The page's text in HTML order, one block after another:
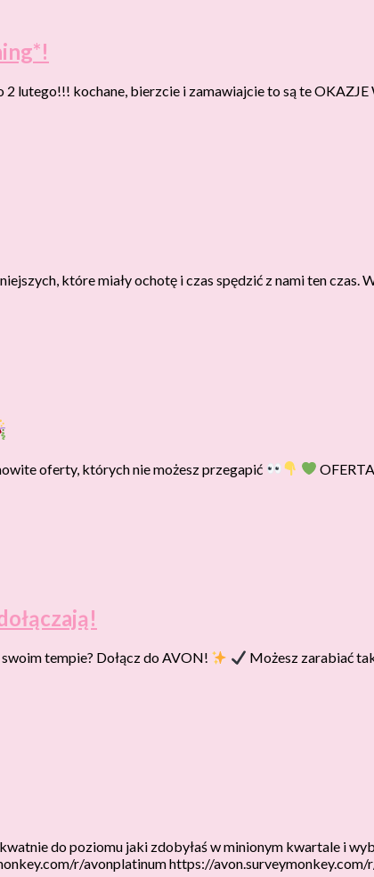
2 lutego!!! kochane, bierzcie i zamawiajcie to są te
które miały ochotę i czas spędzić z nami ten
oferty, których nie możesz przegapić
tempie? Dołącz do AVON!
Możesz zarabiać
do poziomu jaki zdobyłaś w minionym kwartale i
r/avonplatinum https://avon.surveymonkey.com/